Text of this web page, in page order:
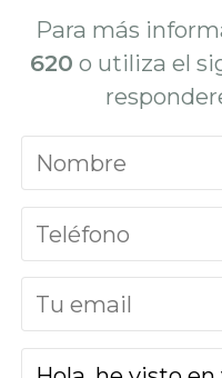
Para más
620 o utiliza el